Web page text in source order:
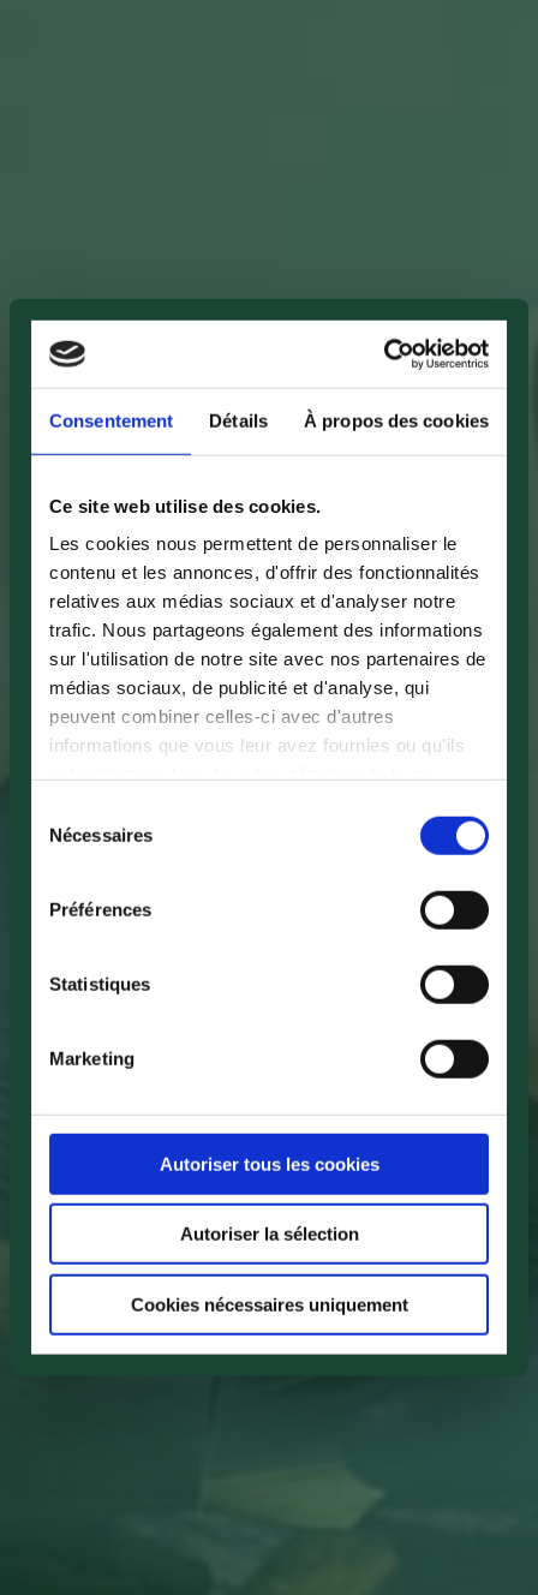
Consentement Détails À propos des cookies
Ce site web utilise des cookies.
Les cookies nous permettent de personnaliser le
contenu et les annonces, d'offrir des fonctionnalités
relatives aux médias sociaux et d'analyser notre
trafic. Nous partageons également des informations
sur l'utilisation de notre site avec nos partenaires de
médias sociaux, de publicité et d'analyse, qui
peuvent combiner celles-ci avec d'autres
informations que vous leur avez fournies ou qu'ils
Nécessaires
Préférences
Statistiques
Marketing
Autoriser tous les cookies
Autoriser la sélection
Cookies nécessaires uniquement